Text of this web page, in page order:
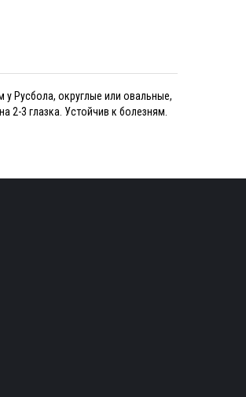
Русбола, округлые или овальные,
2-3 глазка. Устойчив к болезням.